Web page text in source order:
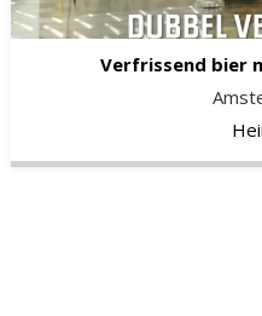
Verfrissend bier